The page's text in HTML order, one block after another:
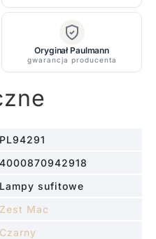
Oryginał Paulmann
gwarancja producenta
PL94291
4000870942918
Lampy sufitowe
Zest Mac
Czarny